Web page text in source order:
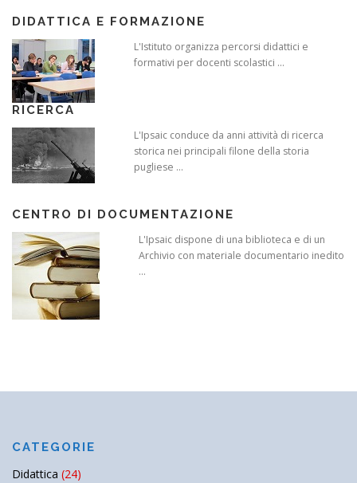
DIDATTICA E FORMAZIONE
L'Istituto organizza percorsi didattici e
formativi per docenti scolastici ...
RICERCA
L'Ipsaic conduce da anni attività di ricerca
storica nei principali filone della storia
pugliese ...
CENTRO DI DOCUMENTAZIONE
L'Ipsaic dispone di una biblioteca e di un
Archivio con materiale documentario inedito
...
CATEGORIE
Didattica (24)